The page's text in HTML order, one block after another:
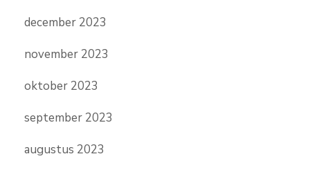
december 2023
november 2023
oktober 2023
september 2023
augustus 2023